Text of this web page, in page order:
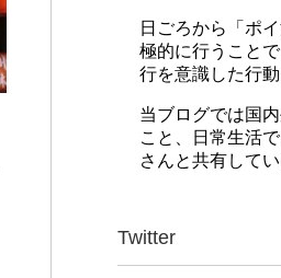
日ごろから「ポ
極的に行うこと
行を意識した行動
当ブログでは国
こと、日常生活
さんと共有して
Twitter